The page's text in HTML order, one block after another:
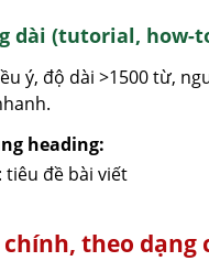
dài (tutorial, how-
ý, độ dài >1500 từ,
heading:
tiêu đề bài viết
theo dạng